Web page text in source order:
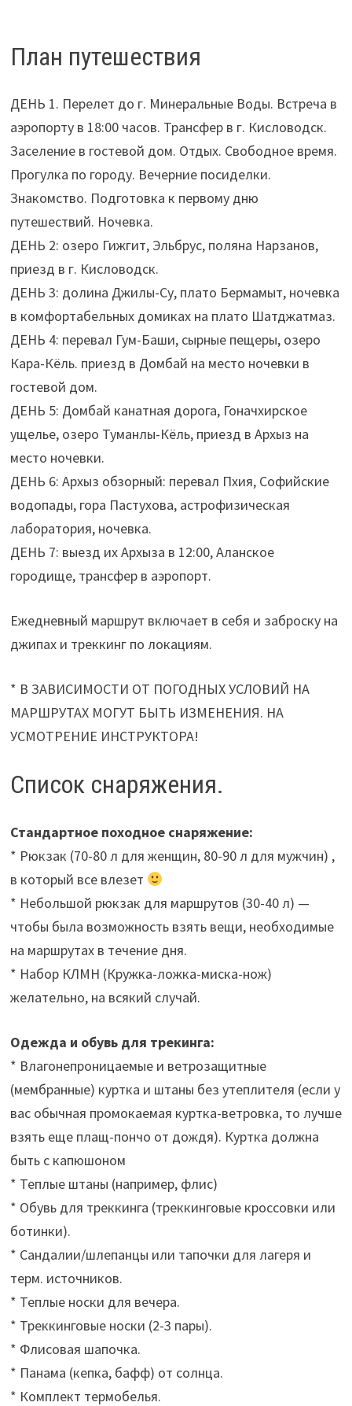
План путешествия
ДЕНЬ 1. Перелет до г. Минеральные Воды. Встреча в
аэропорту в 18:00 часов. Трансфер в г. Кисловодск.
Заселение в гостевой дом. Отдых. Свободное время.
Прогулка по городу. Вечерние посиделки.
Знакомство. Подготовка к первому дню
путешествий. Ночевка.
ДЕНЬ 2: озеро Гижгит, Эльбрус, поляна Нарзанов,
приезд в г. Кисловодск.
ДЕНЬ 3: долина Джилы-Су, плато Бермамыт, ночевка
в комфортабельных домиках на плато Шатджатмаз.
ДЕНЬ 4: перевал Гум-Баши, сырные пещеры, озеро
Кара-Кёль. приезд в Домбай на место ночевки в
гостевой дом.
ДЕНЬ 5: Домбай канатная дорога, Гоначхирское
ущелье, озеро Туманлы-Кёль, приезд в Архыз на
место ночевки.
ДЕНЬ 6: Архыз обзорный: перевал Пхия, Софийские
водопады, гора Пастухова, астрофизическая
лаборатория, ночевка.
ДЕНЬ 7: выезд их Архыза в 12:00, Аланское
городище, трансфер в аэропорт.
Ежедневный маршрут включает в себя и заброску на
джипах и треккинг по локациям.
* В ЗАВИСИМОСТИ ОТ ПОГОДНЫХ УСЛОВИЙ НА
МАРШРУТАХ МОГУТ БЫТЬ ИЗМЕНЕНИЯ. НА
УСМОТРЕНИЕ ИНСТРУКТОРА!
Список снаряжения.
Стандартное походное снаряжение:
* Рюкзак (70-80 л для женщин, 80-90 л для мужчин) ,
в который все влезет
* Небольшой рюкзак для маршрутов (30-40 л) —
чтобы была возможность взять вещи, необходимые
на маршрутах в течение дня.
* Набор КЛМН (Кружка-ложка-миска-нож)
желательно, на всякий случай.
Одежда и обувь для трекинга:
* Влагонепроницаемые и ветрозащитные
(мембранные) куртка и штаны без утеплителя (если у
вас обычная промокаемая куртка-ветровка, то лучше
взять еще плащ-пончо от дождя). Куртка должна
быть с капюшоном
* Теплые штаны (например, флис)
* Обувь для треккинга (треккинговые кроссовки или
ботинки).
* Сандалии/шлепанцы или тапочки для лагеря и
терм. источников.
* Теплые носки для вечера.
* Треккинговые носки (2-3 пары).
* Флисовая шапочка.
* Панама (кепка, бафф) от солнца.
* Комплект термобелья.